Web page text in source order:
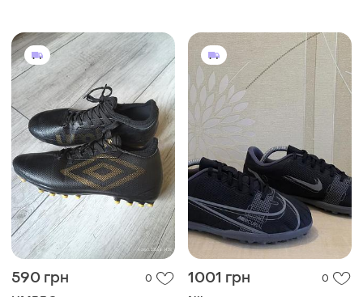
590 грн
UMBRO
Футбольные бутсы umbro
оригинальные р.37,5,
копачки, футзалки черный
дизайн с золотистыми
логотипами, сороконожки
37 и еще 1
1001 грн 0
Nike
Футбольные кроссовки
сороконожки nike mercurial
vapor 14 club размер 37-38
37 и еще 1